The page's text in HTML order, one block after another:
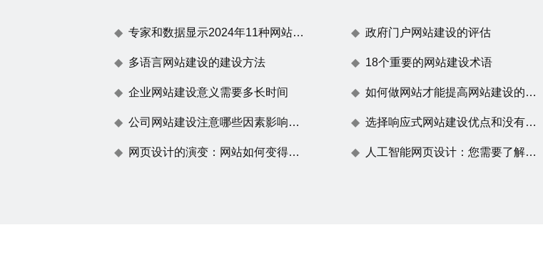
专家和数据显示2024年11种网站建设趋势 政府门户网站建设的评估
多语言网站建设的建设方法 18个重要的网站建设术语
企业网站建设意义需要多长时间 如何做网站才能提高网站建设的用户体验度
公司网站建设注意哪些因素影响百度蜘蛛抓取 选择响应式网站建设优点和没有任何效果原因
网页设计的演变：网站如何变得不仅仅是一张漂亮的脸蛋 人工智能网页设计：您需要了解的一切